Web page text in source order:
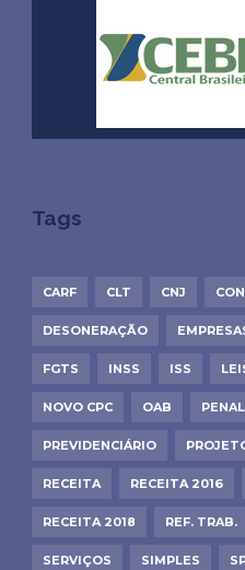
Tags
CARF CLT CNJ
DESONERAÇÃO
FGTS INSS ISS
NOVO CPC OAB PENAL
PREVIDENCIÁRIO
RECEITA RECEITA 2016
RECEITA 2018 REF. TRAB.
SERVIÇOS SIMPLES